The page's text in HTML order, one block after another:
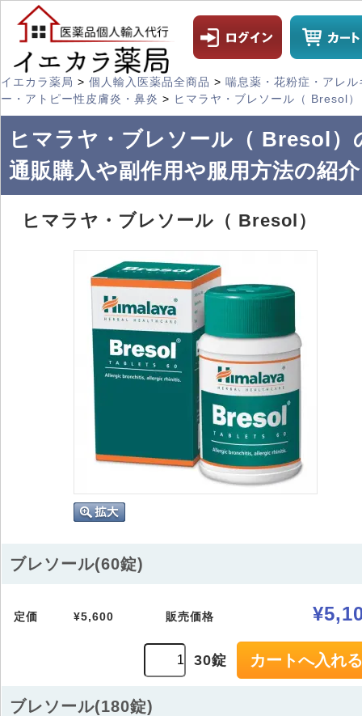
イエカラ薬局 > 個人輸入医薬品全商品 > 喘息薬・花粉症・アレル
ー・アトピー性皮膚炎・鼻炎 > ヒマラヤ・ブレソール（ Bresol）
ヒマラヤ・ブレソール（ Bresol）
通販購入や副作用や服用方法の紹介
ヒマラヤ・ブレソール（ Bresol）
ブレソール(60錠)
定価 ¥5,600 販売価格
30錠
ブレソール(180錠)